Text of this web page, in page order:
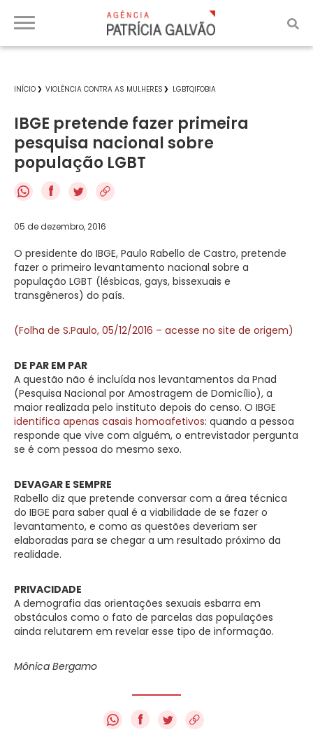
INÍCIO VIOLÊNCIA CONTRA AS MULHERES LGBTQIFOBIA
IBGE pretende fazer primeira
pesquisa nacional sobre
população LGBT
f
05 de dezembro, 2016
O presidente do IBGE, Paulo Rabello de Castro, pretende
fazer o primeiro levantamento nacional sobre a
população LGBT (lésbicas, gays, bissexuais e
transgêneros) do país.
(Folha de S.Paulo, 05/12/2016 – acesse no site de origem)
DE PAR EM PAR
A questão não é incluída nos levantamentos da Pnad
(Pesquisa Nacional por Amostragem de Domicílio), a
maior realizada pelo instituto depois do censo. O IBGE
identifica apenas casais homoafetivos: quando a pessoa
responde que vive com alguém, o entrevistador pergunta
se é com pessoa do mesmo sexo.
DEVAGAR E SEMPRE
Rabello diz que pretende conversar com a área técnica
do IBGE para saber qual é a viabilidade de se fazer o
levantamento, e como as questões deveriam ser
elaboradas para se chegar a um resultado próximo da
realidade.
PRIVACIDADE
A demografia das orientações sexuais esbarra em
obstáculos como o fato de parcelas das populações
ainda relutarem em revelar esse tipo de informação.
Mônica Bergamo
f